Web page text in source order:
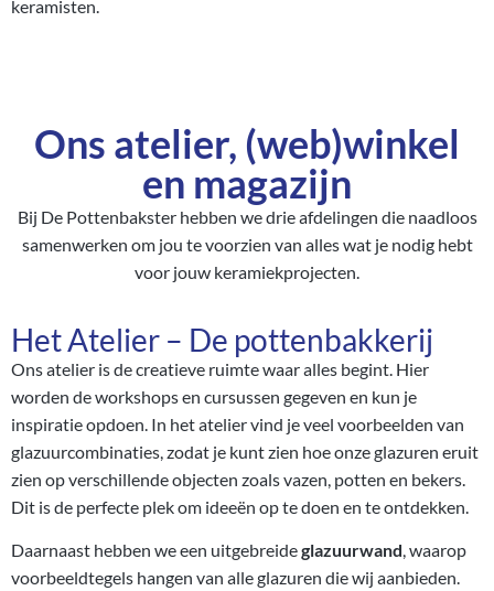
keramisten.
Ons atelier, (web)winkel
en magazijn
Bij De Pottenbakster hebben we drie afdelingen die naadloos
samenwerken om jou te voorzien van alles wat je nodig hebt
voor jouw keramiekprojecten.
Het Atelier – De pottenbakkerij
Ons atelier is de creatieve ruimte waar alles begint. Hier
worden de workshops en cursussen gegeven en kun je
inspiratie opdoen. In het atelier vind je veel voorbeelden van
glazuurcombinaties, zodat je kunt zien hoe onze glazuren eruit
zien op verschillende objecten zoals vazen, potten en bekers.
Dit is de perfecte plek om ideeën op te doen en te ontdekken.
Daarnaast hebben we een uitgebreideglazuurwand, waarop
voorbeeldtegels hangen van alle glazuren die wij aanbieden.